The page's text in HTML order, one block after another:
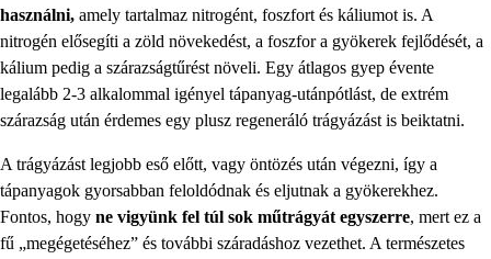
használni, amely tartalmaz nitrogént, foszfort és káliumot is. A
nitrogén elősegíti a zöld növekedést, a foszfor a gyökerek fejlődését, a
kálium pedig a szárazságtűrést növeli. Egy átlagos gyep évente
legalább 2-3 alkalommal igényel tápanyag-utánpótlást, de extrém
szárazság után érdemes egy plusz regeneráló trágyázást is beiktatni.
A trágyázást legjobb eső előtt, vagy öntözés után végezni, így a
tápanyagok gyorsabban feloldódnak és eljutnak a gyökerekhez.
Fontos, hogy ne vigyünk fel túl sok műtrágyát egyszerre, mert ez a
fű „megégetéséhez” és további száradáshoz vezethet. A természetes